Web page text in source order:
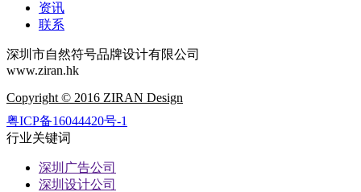
资讯
联系
深圳市自然符号品牌设计有限公司
www.ziran.hk
Copyright © 2016 ZIRAN Design
粤ICP备16044420号-1
行业关键词
深圳广告公司
深圳设计公司